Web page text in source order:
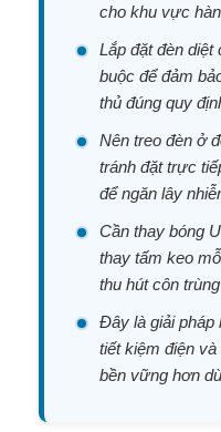
cho khu vực
Lắp đặt đèn diệt
buộc để đảm
thủ đúng quy
Nên treo đèn ở
tránh đặt trực
để ngăn lây
Cần thay bóng
thay tấm keo
thu hút côn
Đây là giải pháp
tiết kiệm điện
bền vững hơn